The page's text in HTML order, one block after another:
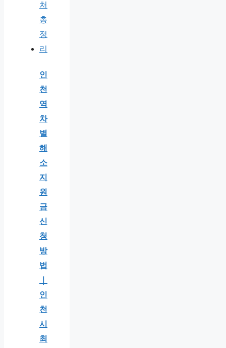
인
천
역
차
별
해
소
지
원
금
신
청
방
법
인
천
시
최